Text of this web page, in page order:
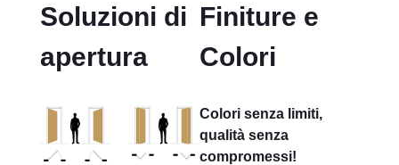
Soluzioni di
apertura
Finiture e
Colori
Colori senza limiti,
qualità senza
compromessi!